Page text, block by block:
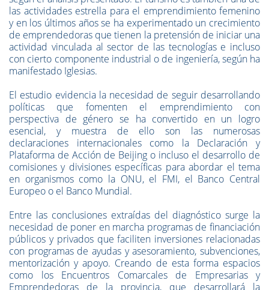
las actividades estrella para el emprendimiento femenino
y en los últimos años se ha experimentado un crecimiento
de emprendedoras que tienen la pretensión de iniciar una
actividad vinculada al sector de las tecnologías e incluso
con cierto componente industrial o de ingeniería, según ha
manifestado Iglesias.
El estudio evidencia la necesidad de seguir desarrollando
políticas que fomenten el emprendimiento con
perspectiva de género se ha convertido en un logro
esencial, y muestra de ello son las numerosas
declaraciones internacionales como la Declaración y
Plataforma de Acción de Beijing o incluso el desarrollo de
comisiones y divisiones específicas para abordar el tema
en organismos como la ONU, el FMI, el Banco Central
Europeo o el Banco Mundial.
Entre las conclusiones extraídas del diagnóstico surge la
necesidad de poner en marcha programas de financiación
públicos y privados que faciliten inversiones relacionadas
con programas de ayudas y asesoramiento, subvenciones,
mentorización y apoyo. Creando de esta forma espacios
como los Encuentros Comarcales de Empresarias y
Emprendedoras de la provincia, que desarrollará la